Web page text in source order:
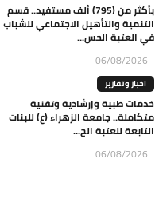
بأكثر من (795) ألف مستفيد.. قسم
التنمية والتأهيل الاجتماعي للشباب
في العتبة الحس...
06/08/2026
اخبار وتقارير
خدمات طبية وإرشادية وتقنية
متكاملة.. جامعة الزهراء (ع) للبنات
التابعة للعتبة الح...
06/08/2026